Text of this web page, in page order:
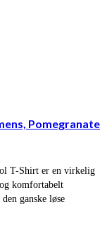
Pomegranate
T-Shirt er en virkelig
komfortabelt
ganske løse